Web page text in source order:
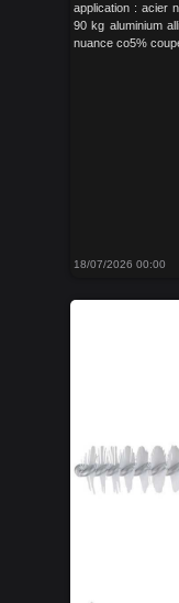
application : acier
90 kg aluminium
nuance co5%
18/07/2026 00:00